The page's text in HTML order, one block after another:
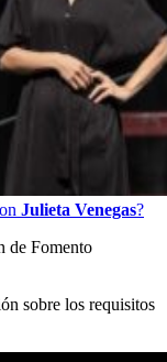
Julieta Venegas?
de Fomento
sobre los requisitos